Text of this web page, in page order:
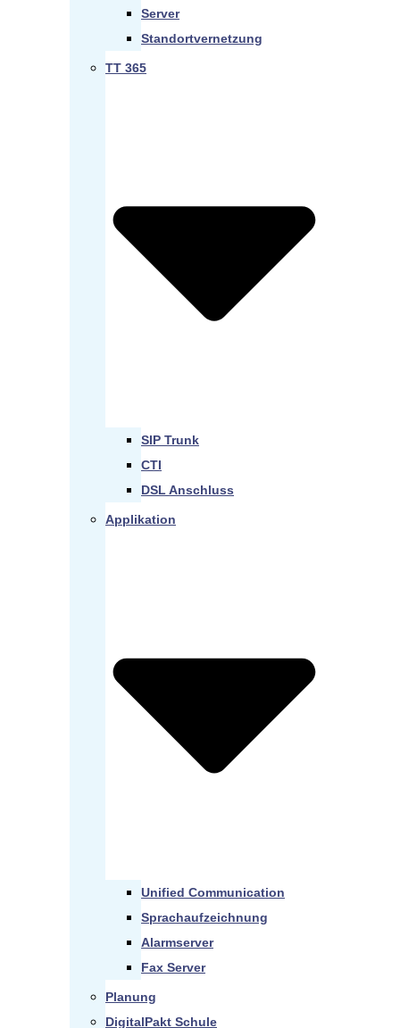
Server
Standortvernetzung
TT 365
SIP Trunk
CTI
DSL Anschluss
Applikation
Unified Communication
Sprachaufzeichnung
Alarmserver
Fax Server
Planung
DigitalPakt Schule